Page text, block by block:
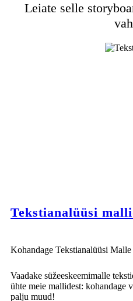
Leiate selle
Tekstianalüüsi
Kohandage Tekstianalüüsi Malle
Vaadake süžeeskeemimalle
ühte meie mallidest: kohandage
palju muud!